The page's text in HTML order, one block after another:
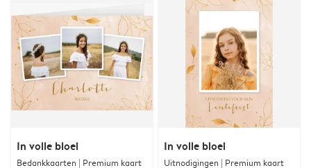
In volle bloei
Bedankkaarten | Premium kaart
In volle bloei
Uitnodigingen | Premium kaart